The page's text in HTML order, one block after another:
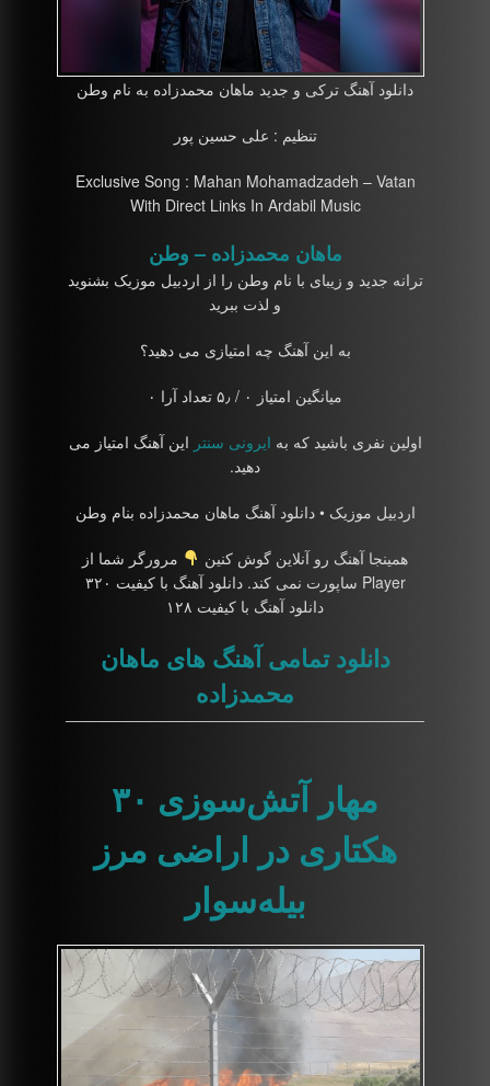
دانلود آهنگ ترکی و جدید ماهان محمدزاده به نام وطن
تنظیم : علی حسین پور
Exclusive Song : Mahan Mohamadzadeh – Vatan
With Direct Links In Ardabil Music
ماهان محمدزاده – وطن
ترانه جدید و زیبای با نام وطن را از اردبیل موزیک بشنوید
و لذت ببرید
به این آهنگ چه امتیازی می دهید؟
میانگین امتیاز ۰ / ۵٫ تعداد آرا ۰
اولین نفری باشید که به ایرونی سنتر این آهنگ امتیاز می
دهید.
اردبیل موزیک • دانلود آهنگ ماهان محمدزاده بنام وطن
همینجا آهنگ رو آنلاین گوش کنین
مرورگر شما از
Player ساپورت نمی کند. دانلود آهنگ با کیفیت ۳۲۰
دانلود آهنگ با کیفیت ۱۲۸
دانلود تمامی آهنگ های ماهان
محمدزاده
مهار آتش‌سوزی ۳۰
هکتاری در اراضی مرز
بیله‌سوار